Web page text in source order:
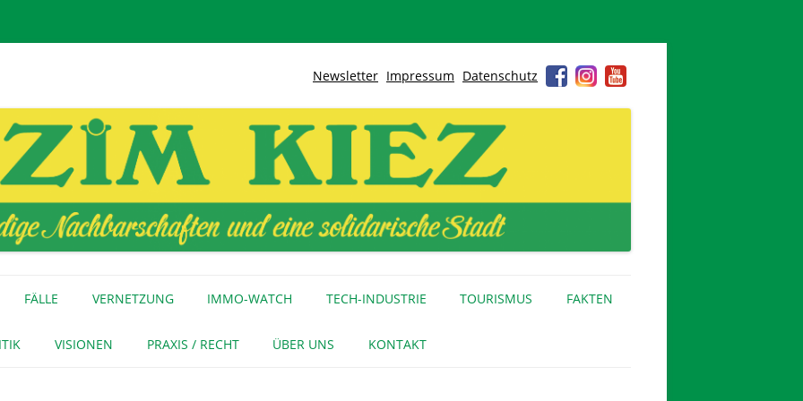
Newsletter Impressum Datenschutz
Inhalt
springen
MEDIENECHO
FÄLLE
GEWERBE
VERNETZUNG
INITIATIVEN
IMMO-WATCH TECH-INDUSTRIE TOURISMUS FAKTEN
VISIONEN PRAXIS / RECHT ÜBER UNS KONTAKT